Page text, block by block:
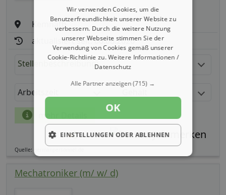
Kemnath
aktualisiert seit: 06.08.2026
Stellenbeschreibung:
Arbeitszeit
mehr Details
Teilen
Quelle: germanpersonnel.de
Mechatroniker (m/ w/ d)
Wir verwenden Cookies, um die
Benutzerfreundlichkeit unserer Website zu
verbessern. Durch die weitere Nutzung
unserer Webseite stimmen Sie der
Verwendung von Cookies gemäß unserer
Cookie-Richtlinie zu.Weitere Informationen /
Datenschutz
Alle Partner anzeigen(715) →
OK
EINSTELLUNGEN ODER ABLEHNEN